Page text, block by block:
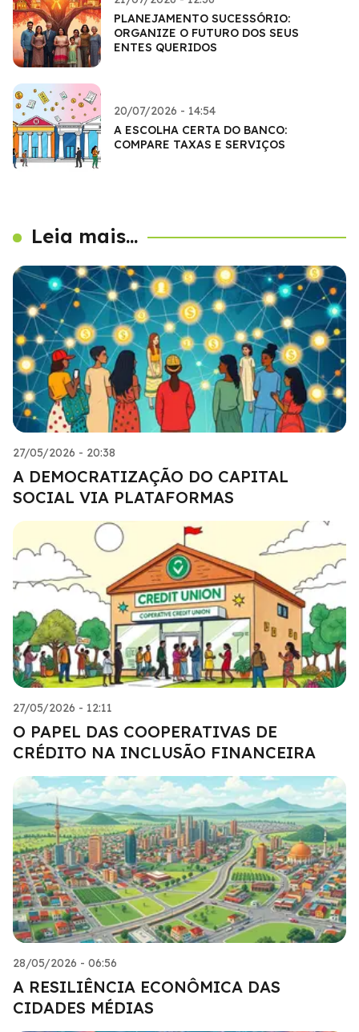
PLANEJAMENTO SUCESSÓRIO:
ORGANIZE O FUTURO DOS SEUS
ENTES QUERIDOS
20/07/2026 - 14:54
A ESCOLHA CERTA DO BANCO:
COMPARE TAXAS E SERVIÇOS
Leia mais...
27/05/2026 - 20:38
A DEMOCRATIZAÇÃO DO CAPITAL
SOCIAL VIA PLATAFORMAS
27/05/2026 - 12:11
O PAPEL DAS COOPERATIVAS DE
CRÉDITO NA INCLUSÃO FINANCEIRA
28/05/2026 - 06:56
A RESILIÊNCIA ECONÔMICA DAS
CIDADES MÉDIAS